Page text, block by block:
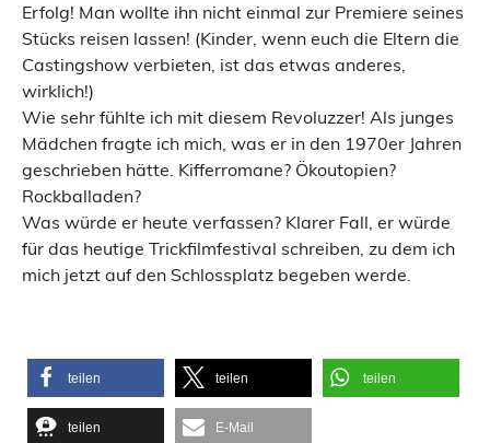
Erfolg! Man wollte ihn nicht einmal zur Premiere seines
Stücks reisen lassen! (Kinder, wenn euch die Eltern die
Castingshow verbieten, ist das etwas anderes,
wirklich!)
Wie sehr fühlte ich mit diesem Revoluzzer! Als junges
Mädchen fragte ich mich, was er in den 1970er Jahren
geschrieben hätte. Kifferromane? Ökoutopien?
Rockballaden?
Was würde er heute verfassen? Klarer Fall, er würde
für das heutige Trickfilmfestival schreiben, zu dem ich
mich jetzt auf den Schlossplatz begeben werde.
teilen teilen teilen
teilen E-Mail